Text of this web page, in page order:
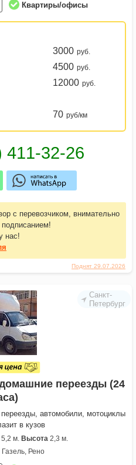
Поднят 29.07.2026
Квартиры/офисы
3000 руб.
4500 руб.
12000 руб.
70 руб/км
с перевозчиком, внимательно
подписанием!
нас!
Санкт-
Петербург
переезды (24
автомобили, мотоциклы
в кузов
5,2 м. Высота 2,3 м.
Газель, Рено